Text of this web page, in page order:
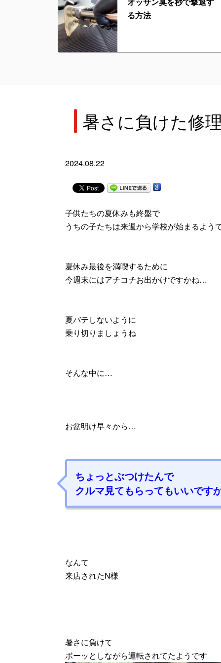
る方法
暑さに負けた修
2024.08.22
子供たちの夏休みも終盤で
うちの子たちは来週から学校が始まるよう
夏休み最後を満喫するために
今週末にはアチコチお出かけですかね…
夏バテしないように
乗り切りましょうね
そんな中に…
お盆明け早々から…
ちょっとぶつけたんで
クルマ見てもらってもいいです
なんて
来店されたN様
暑さに負けて
ボーッとしながら運転されてたようです